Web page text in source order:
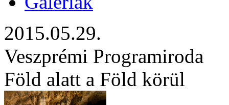
2015.05.29.
Veszprémi Programiroda
Föld alatt a Föld körül